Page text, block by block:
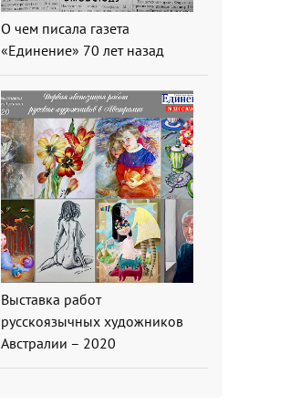
О чем писала газета
«Единение» 70 лет назад
Выставка работ
русскоязычных художников
Австралии – 2020